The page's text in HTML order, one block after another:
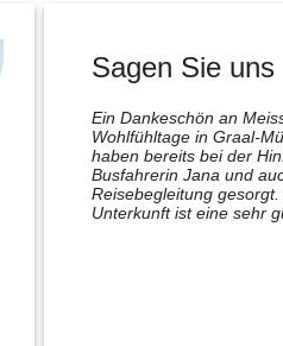
Sagen Sie
Ein Dankeschön an
Wohlfühltage in Graal-
haben bereits bei der
Busfahrerin Jana und
Reisebegleitung
Unterkunft ist eine sehr